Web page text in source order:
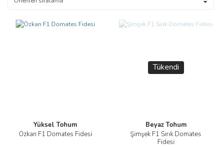
Yüksel Tohum
Özkan F1 Domates Fidesi
Tükendi
Beyaz Tohum
Şimşek F1 Sırık Domates
Fidesi